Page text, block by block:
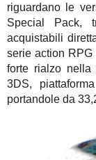
riguardano le
Special Pack,
acquistabili
serie action
forte rialzo nella
3DS,
portandole da